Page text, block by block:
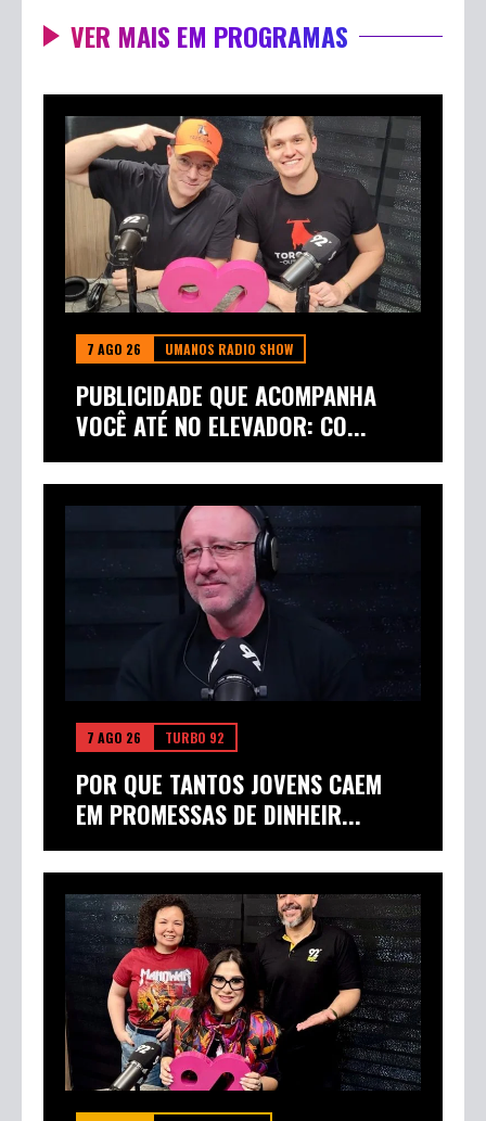
VER MAIS EM PROGRAMAS
7 AGO 26 UMANOS RADIO SHOW
PUBLICIDADE QUE ACOMPANHA
VOCÊ ATÉ NO ELEVADOR: CO...
7 AGO 26 TURBO 92
POR QUE TANTOS JOVENS CAEM
EM PROMESSAS DE DINHEIR...